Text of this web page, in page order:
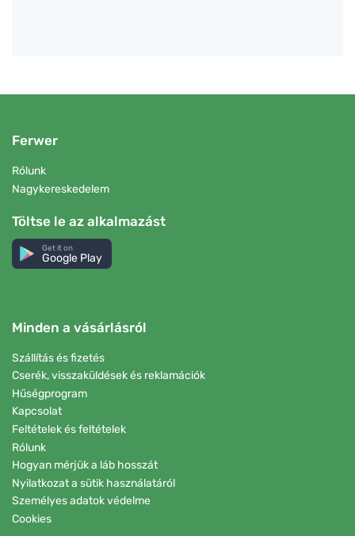
Ferwer
Rólunk
Nagykereskedelem
Töltse le az alkalmazást
Get it on
Google Play
Minden a vásárlásról
Szállítás és fizetés
Cserék, visszaküldések és reklamációk
Hűségprogram
Kapcsolat
Feltételek és feltételek
Rólunk
Hogyan mérjük a láb hosszát
Nyilatkozat a sütik használatáról
Személyes adatok védelme
Cookies